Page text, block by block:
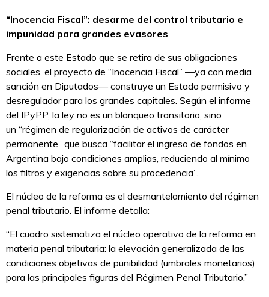
“Inocencia Fiscal”: desarme del control tributario e
impunidad para grandes evasores
Frente a este Estado que se retira de sus obligaciones
sociales, el proyecto de “Inocencia Fiscal” —ya con media
sanción en Diputados— construye un Estado permisivo y
desregulador para los grandes capitales. Según el informe
del IPyPP, la ley no es un blanqueo transitorio, sino
un “régimen de regularización de activos de carácter
permanente” que busca “facilitar el ingreso de fondos en
Argentina bajo condiciones amplias, reduciendo al mínimo
los filtros y exigencias sobre su procedencia”.
El núcleo de la reforma es el desmantelamiento del régimen
penal tributario. El informe detalla:
“El cuadro sistematiza el núcleo operativo de la reforma en
materia penal tributaria: la elevación generalizada de las
condiciones objetivas de punibilidad (umbrales monetarios)
para las principales figuras del Régimen Penal Tributario.”